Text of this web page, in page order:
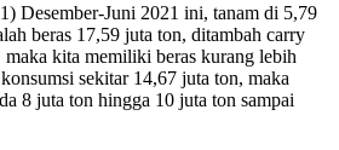
Desember-Juni 2021 ini, tanam di 5,79
beras 17,59 juta ton, ditambah carry
kita memiliki beras kurang lebih
sekitar 14,67 juta ton, maka
8 juta ton hingga 10 juta ton sampai